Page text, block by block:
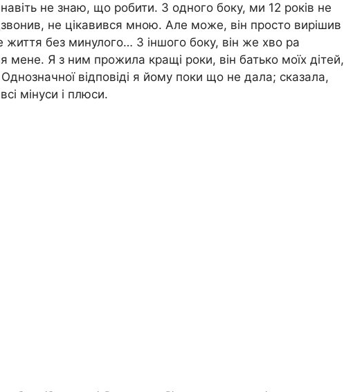
не знаю, що робити. З одного боку, ми 12 років не
не цікавився мною. Але може, він просто вирішив
життя без минулого… З іншого боку, він же хво ра
мене. Я з ним прожила кращі роки, він батько моїх дітей,
відповіді я йому поки що не дала; сказала,
мінуси і плюси.